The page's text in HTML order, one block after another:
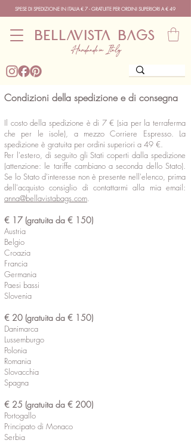
SPESE DI SPEDIZIONE IN ITALIA € 7 - GRATUITE PER ORDINI SUPERIORI A € 49
BELLAVISTA BAGS
Handmade in Italy
Condizioni della spedizione e di consegna
Il costo della spedizione è di 7 € (sia per la terraferma
che per le isole), a mezzo Corriere Espresso. La
spedizione è gratuita per ordini superiori a 49 €.
Per l'estero, di seguito gli Stati coperti dalla spedizione
(attenzione: le tariffe cambiano a seconda dello Stato).
Se lo Stato d'interesse non è presente nell'elenco, prima
dell'acquisto consiglio di contattarmi alla mia email:
anna@bellavistabags.com.
€ 17 (gratuita da € 150)
Austria
Belgio
Croazia
Francia
Germania
Paesi bassi
Slovenia
€ 20 (gratuita da € 150)
Danimarca
Lussemburgo
Polonia
Romania
Slovacchia
Spagna
€ 25 (gratuita da € 200)
Portogallo
Principato di Monaco
Serbia